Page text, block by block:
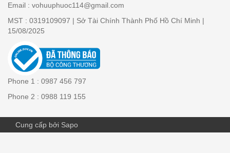
Email : vohuuphuoc114@gmail.com
MST : 0319109097 | Sở Tài Chính Thành Phố Hồ Chí Minh |
15/08/2025
Phone 1 : 0987 456 797
Phone 2 : 0988 119 155
Cung cấp bởi Sapo